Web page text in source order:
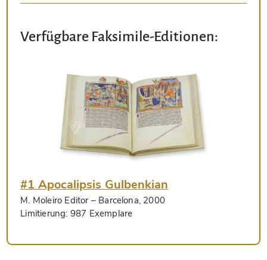
Verfügbare Faksimile-Editionen:
#1 Apocalipsis Gulbenkian
M. Moleiro Editor– Barcelona, 2000
Limitierung: 987 Exemplare